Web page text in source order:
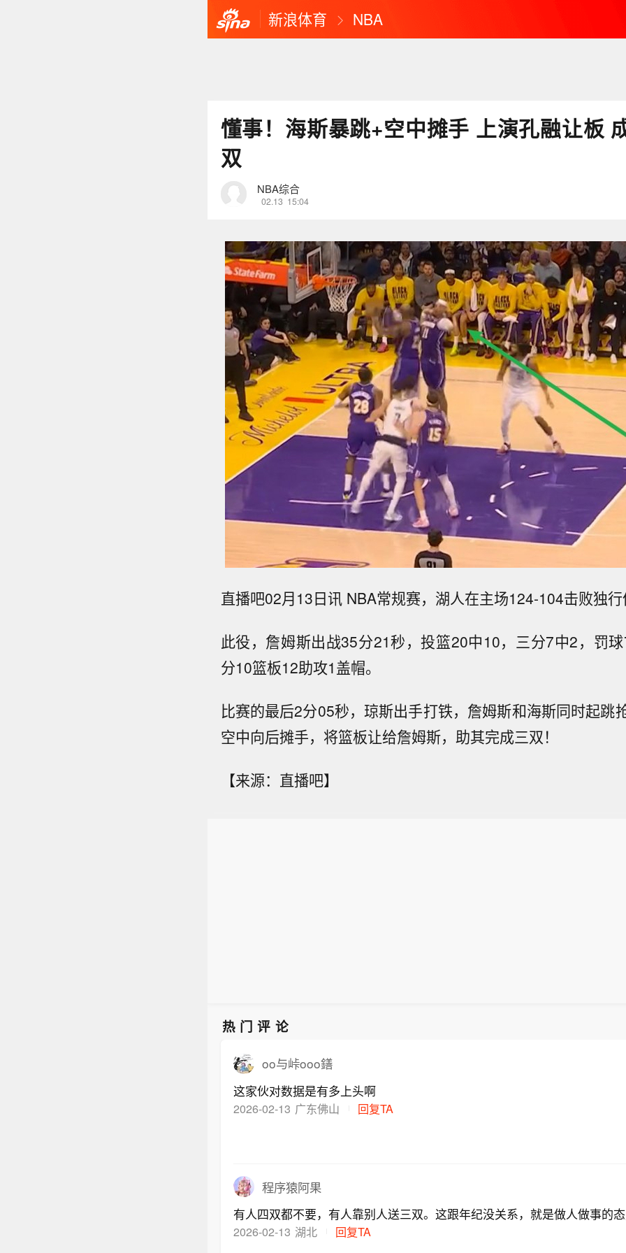
新浪体育 NBA
懂事！海斯暴跳+空中摊手 上演孔融让板
双
NBA综合
02.13 15:04
直播吧02月13日讯 NBA常规赛，湖人在主场124-104击败独
此役，詹姆斯出战35分21秒，投篮20中10，三分7中2，罚
分10篮板12助攻1盖帽。
比赛的最后2分05秒，琼斯出手打铁，詹姆斯和海斯同时起跳
空中向后摊手，将篮板让给詹姆斯，助其完成三双！
【来源：直播吧】
热门评论
oo与峠ooo鐥
这家伙对数据是有多上头啊
2026-02-13 广东佛山 回复TA
程序猿阿果
有人四双都不要，有人靠别人送三双。这跟年纪没关系，就是做人做事的
2026-02-13 湖北 回复TA